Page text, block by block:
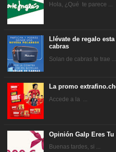
Hola, ¿Qué te parece ...
Llévate de regalo
cabras
Solan de cabras te trae ...
La promo
Accede a la ...
Opinión Galp Eres
Buenas tardes, si ...